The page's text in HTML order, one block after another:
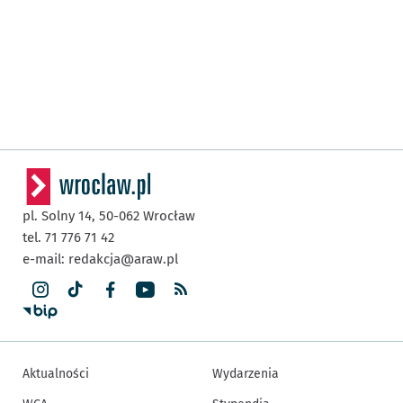
pl. Solny 14, 50-062 Wrocław
tel. 71 776 71 42
e-mail: redakcja@araw.pl
Aktualności
Wydarzenia